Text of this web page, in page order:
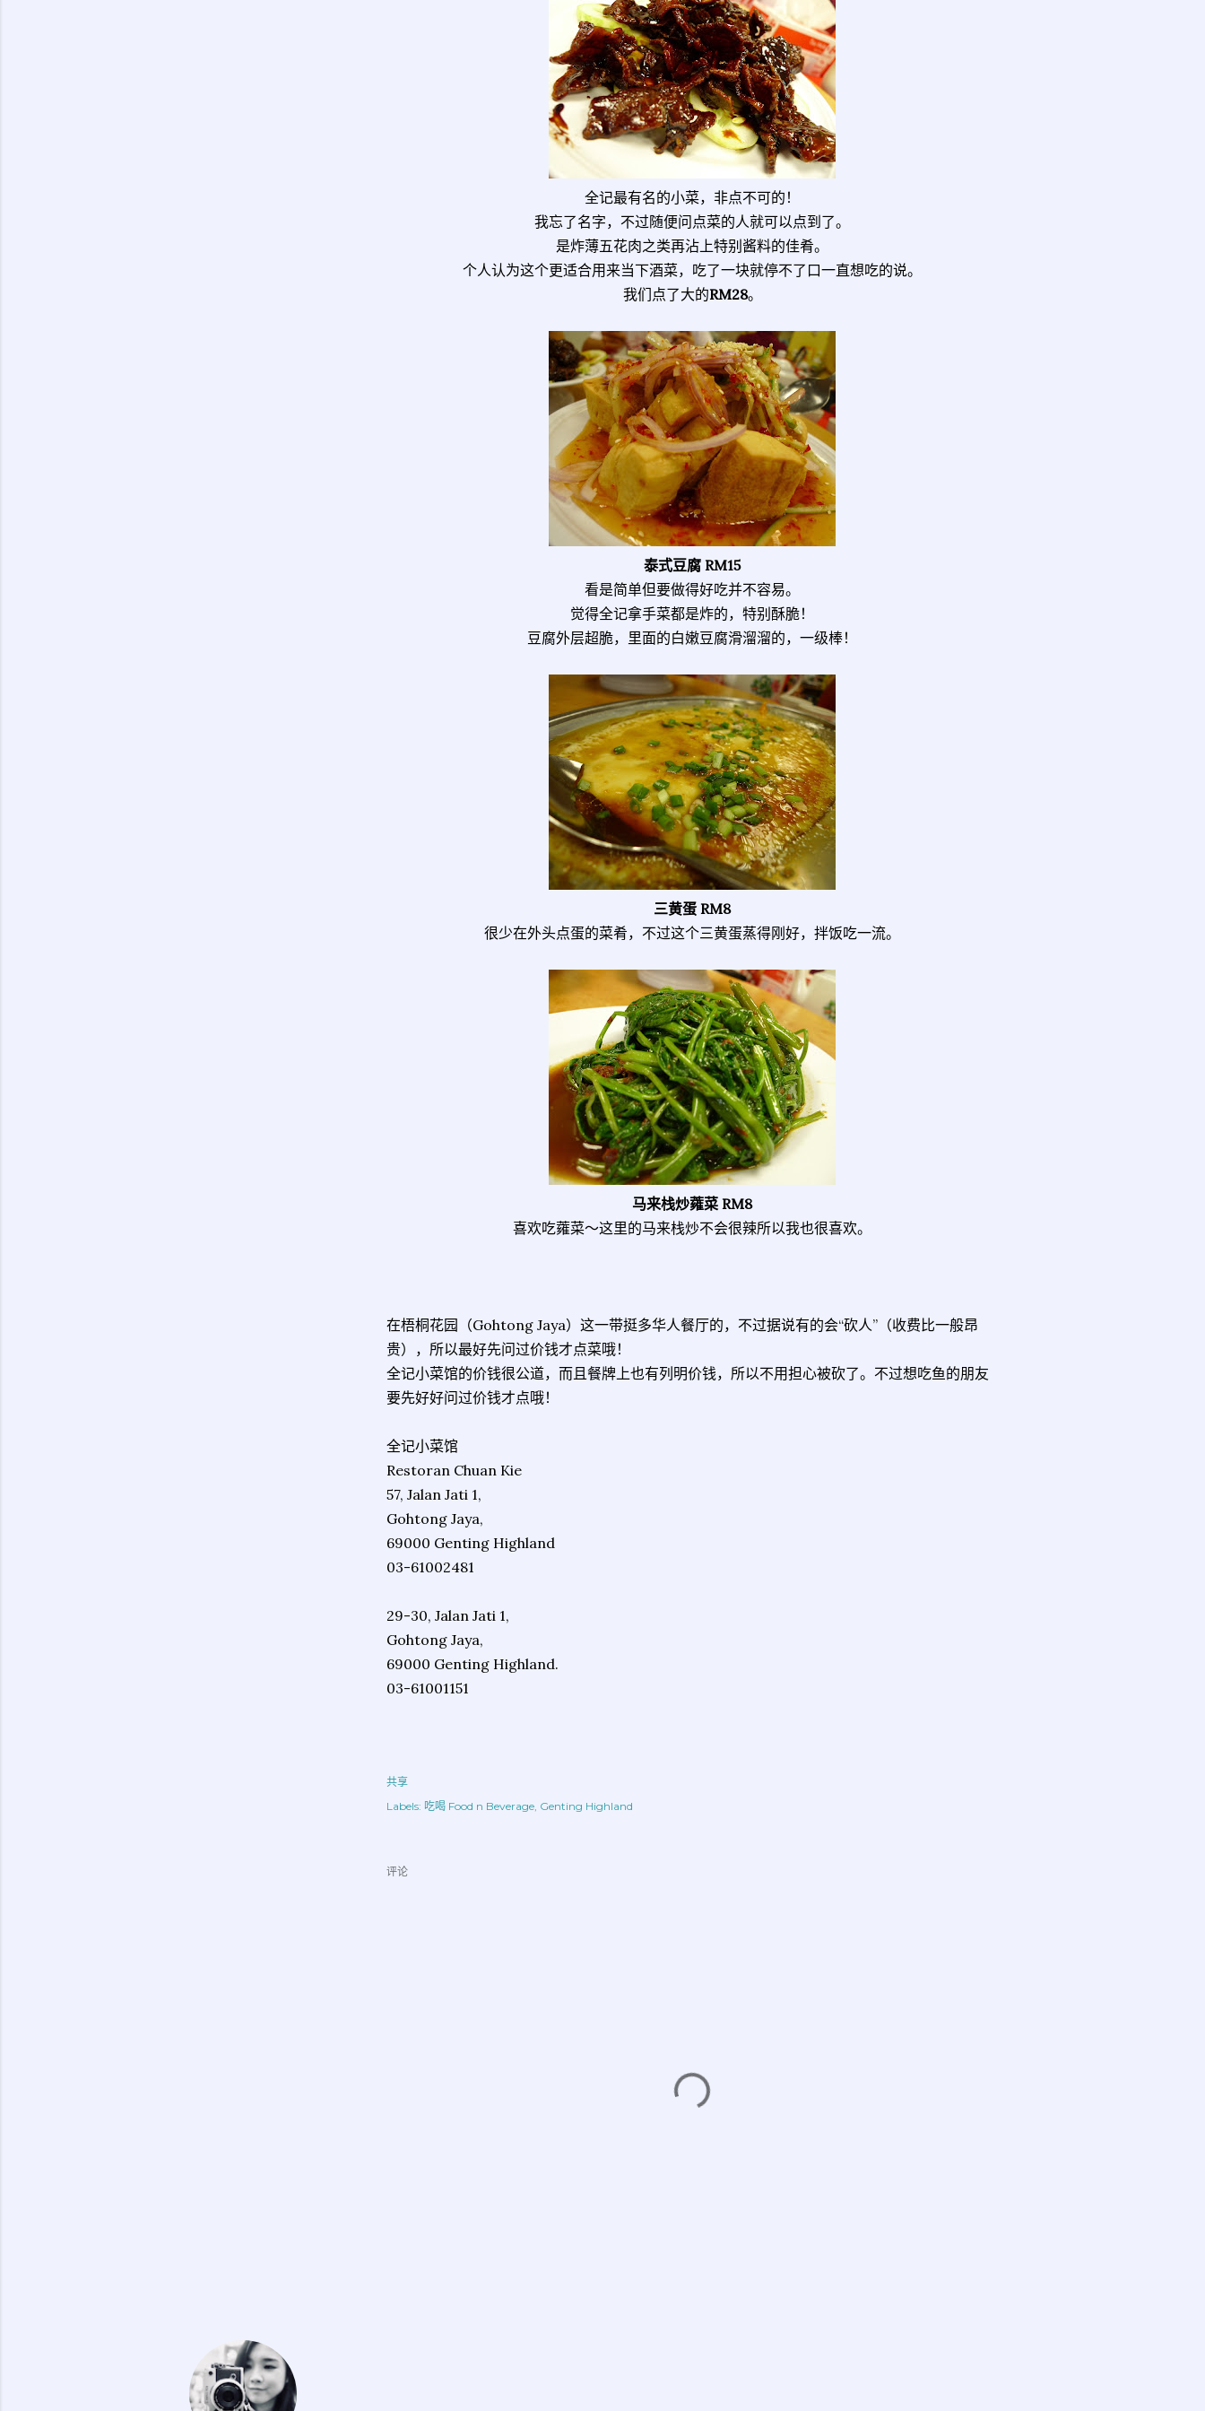
全记最有名的小菜，非点不可的！
我忘了名字，不过随便问点菜的人就可以点到了。
是炸薄五花肉之类再沾上特别酱料的佳肴。
个人认为这个更适合用来当下酒菜，吃了一块就停不了口一直想吃的说。
我们点了大的RM28。
泰式豆腐 RM15
看是简单但要做得好吃并不容易。
觉得全记拿手菜都是炸的，特别酥脆！
豆腐外层超脆，里面的白嫩豆腐滑溜溜的，一级棒！
三黄蛋 RM8
很少在外头点蛋的菜肴，不过这个三黄蛋蒸得刚好，拌饭吃一流。
马来栈炒蕹菜 RM8
喜欢吃蕹菜～这里的马来栈炒不会很辣所以我也很喜欢。
在梧桐花园（Gohtong Jaya）这一带挺多华人餐厅的，不过据说有的会“砍人”（收费比一般昂
贵），所以最好先问过价钱才点菜哦！
全记小菜馆的价钱很公道，而且餐牌上也有列明价钱，所以不用担心被砍了。不过想吃鱼的朋友
要先好好问过价钱才点哦！
全记小菜馆
Restoran Chuan Kie
57, Jalan Jati 1,
Gohtong Jaya,
69000 Genting Highland
03-61002481
29-30, Jalan Jati 1,
Gohtong Jaya,
69000 Genting Highland.
03-61001151
共享
Labels: 吃喝 Food n Beverage Genting Highland
评论